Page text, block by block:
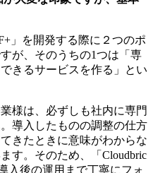
」を開発する際に２つのポ
が、そのうちの1つは「専
きるサービスを作る」とい
様は、必ずしも社内に専門
導入したものの調整の仕方
きたときに意味がわからな
す。そのため、「Cloudbric
入後の運用まで丁寧にフォ